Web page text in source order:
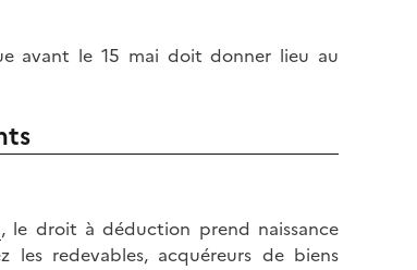
avant le 15 mai doit donner lieu au
, le droit à déduction prend naissance
redevables, acquéreurs de biens